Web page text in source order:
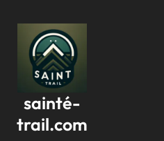
contenu
sainté-
trail.com